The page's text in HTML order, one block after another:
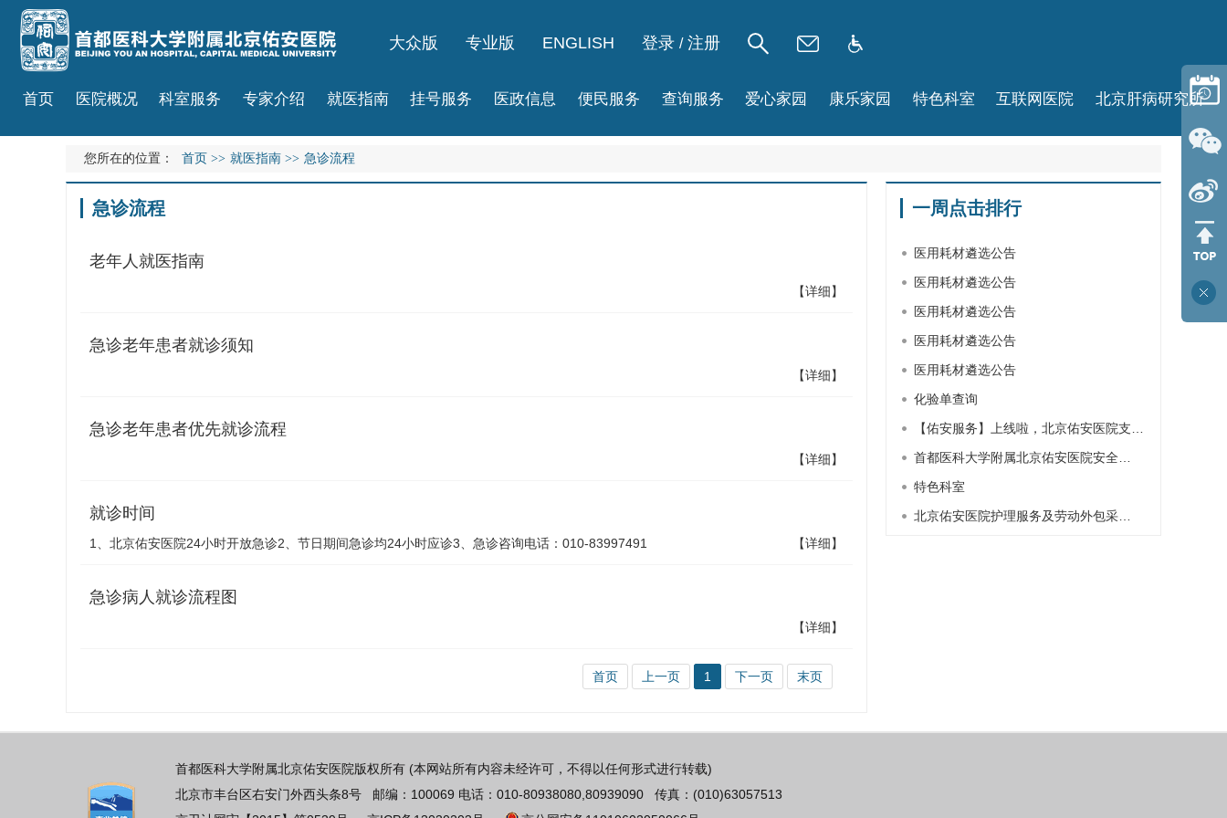
大众版 专业版 ENGLISH 登录 / 注册
首页 医院概况 科室服务 专家介绍 就医指南 挂号服务 医政信息 便民服务 查询服务 爱心家园 康乐家园 特色科室 互联网医院 北京肝病研究所
您所在的位置： 首页 >> 就医指南 >> 急诊流程
急诊流程
老年人就医指南
【详细】
急诊老年患者就诊须知
【详细】
急诊老年患者优先就诊流程
【详细】
就诊时间
1、北京佑安医院24小时开放急诊2、节日期间急诊均24小时应诊3、急诊咨询电话：010-83997491 【详细】
急诊病人就诊流程图
【详细】
首页 上一页 1 下一页 末页
一周点击排行
医用耗材遴选公告
医用耗材遴选公告
医用耗材遴选公告
医用耗材遴选公告
医用耗材遴选公告
化验单查询
【佑安服务】上线啦，北京佑安医院支…
首都医科大学附属北京佑安医院安全…
特色科室
北京佑安医院护理服务及劳动外包采…
首都医科大学附属北京佑安医院版权所有 (本网站所有内容未经许可，不得以任何形式进行转载)
北京市丰台区右安门外西头条8号 邮编：100069 电话：010-80938080,80939090 传真：(010)63057513